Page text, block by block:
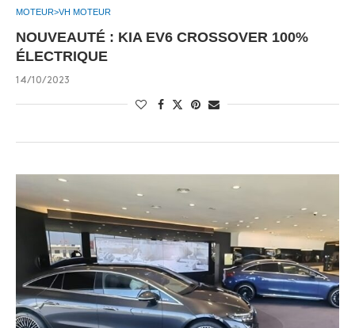
MOTEUR>VH MOTEUR
NOUVEAUTÉ : KIA EV6 CROSSOVER 100%
ÉLECTRIQUE
14/10/2023